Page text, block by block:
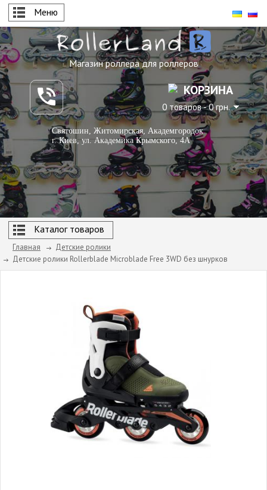
Меню
Магазин роллера для роллеров
КОРЗИНА
0 товаров - 0 грн.
Святошин, Житомирская, Академгородок
г. Киев, ул. Академика Крымского, 4А
Каталог товаров
Главная
Детские ролики
Детские ролики Rollerblade Microblade Free 3WD без шнурков